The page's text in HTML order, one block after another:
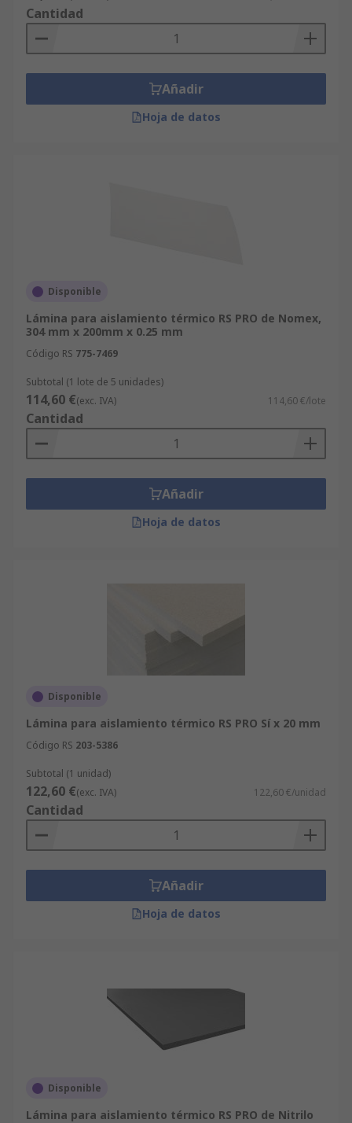
térmicas• Hornos de recocido• Hornos• Estufas•
Calderas• Aeronáutica• Automoción y
electrodomésticos• Sistemas contra incendios•
Cantidad
Añadir
Hoja de datos
Disponible
Lámina para aislamiento térmico RS PRO de Nomex,
304 mm x 200mm x 0.25 mm
Código RS 775-7469
Subtotal (1 lote de 5 unidades)
114,60 €(exc. IVA) 114,60 €/lote
Cantidad
Añadir
Hoja de datos
Disponible
Lámina para aislamiento térmico RS PRO Sí x 20 mm
Código RS 203-5386
Subtotal (1 unidad)
122,60 €(exc. IVA) 122,60 €/unidad
Cantidad
Añadir
Hoja de datos
Disponible
Lámina para aislamiento térmico RS PRO de Nitrilo